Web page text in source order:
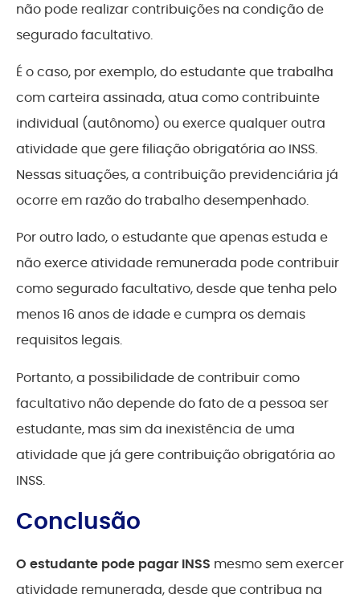
não pode realizar contribuições na condição de
segurado facultativo.
É o caso, por exemplo, do estudante que trabalha
com carteira assinada, atua como contribuinte
individual (autônomo) ou exerce qualquer outra
atividade que gere filiação obrigatória ao INSS.
Nessas situações, a contribuição previdenciária já
ocorre em razão do trabalho desempenhado.
Por outro lado, o estudante que apenas estuda e
não exerce atividade remunerada pode contribuir
como segurado facultativo, desde que tenha pelo
menos 16 anos de idade e cumpra os demais
requisitos legais.
Portanto, a possibilidade de contribuir como
facultativo não depende do fato de a pessoa ser
estudante, mas sim da inexistência de uma
atividade que já gere contribuição obrigatória ao
INSS.
Conclusão
O estudante pode pagar INSS mesmo sem exercer
atividade remunerada, desde que contribua na